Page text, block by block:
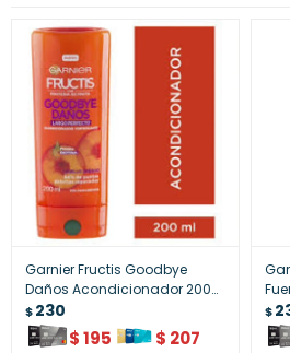
Garnier Fructis Goodbye
Daños Acondicionador 200
ml | Reparación y Suavidad
para Cabello Dañado
$230
$195 $ 207
$